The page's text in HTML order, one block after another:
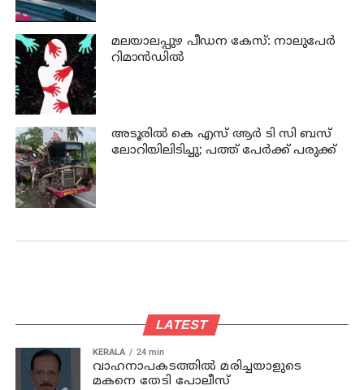
മലയാലപ്പുഴ പീഡന കേസ്: നാലുപേര്‍
റിമാന്‍ഡില്‍
അടൂരില്‍ കെ എസ് ആര്‍ ടി സി ബസ്
ലോറിയിലിടിച്ചു; പത്ത് പേര്‍ക്ക് പരുക്ക്
LATEST
KERALA 24 min
വാഹനാപകടത്തില്‍ മരിച്ചയാളുടെ
മകനെ തേടി പോലീസ്